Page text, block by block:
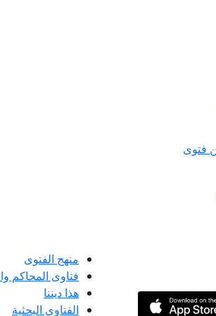
فتوى
منهج الفتوى
فتاوى المحاكم
هذا ديننا
الفتاوى البحثية